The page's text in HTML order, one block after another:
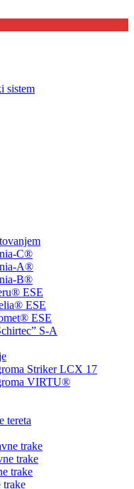
C®
A®
B®
ESE
ESE
ESE
S-A
Striker LCX 17
VIRTU®
tereta
trake
trake
trake
trake